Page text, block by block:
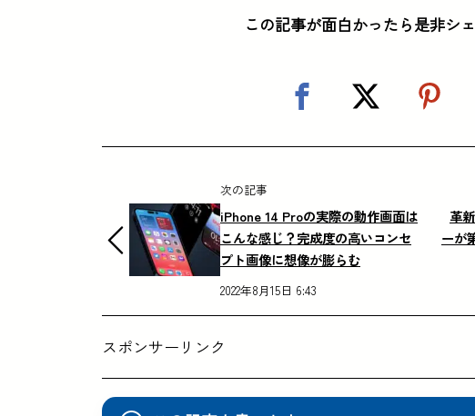
この記事が面白かったら是非シ
次の記事
iPhone 14 Proの実際の動作画面は
こんな感じ？完成度の高いコンセ
プト画像に想像が膨らむ
2022年8月15日 6:43
革
ーが
スポンサーリンク